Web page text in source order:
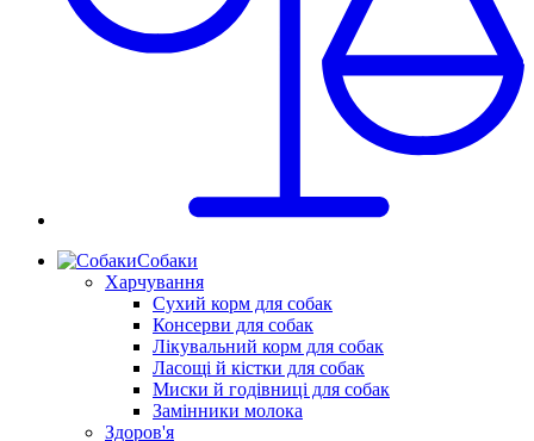
Собаки
Харчування
Сухий корм для собак
Консерви для собак
Лікувальний корм для собак
Ласощі й кістки для собак
Миски й годівниці для собак
Замінники молока
Здоров'я